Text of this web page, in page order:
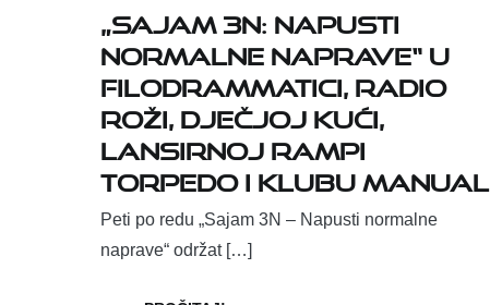
„Sajam 3N: Napusti
normalne naprave“ u
Filodrammatici, Radio
Roži, Dječjoj kući,
Lansirnoj rampi
Torpedo i Klubu Manual
Peti po redu „Sajam 3N – Napusti normalne
naprave“ održat […]